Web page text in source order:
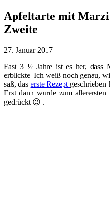
Apfeltarte mit
Zweite
27. Januar 2017
Fast 3 ½ Jahre ist es her, dass
erblickte. Ich weiß noch genau,
saß, das erste Rezept geschrieben
Erst dann wurde zum
gedrückt 😉 .